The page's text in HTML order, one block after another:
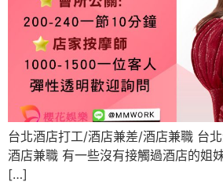
台北酒店打工/酒店兼差/酒店兼職 台
酒店兼職 有一些沒有接觸過酒店的姐
[…]